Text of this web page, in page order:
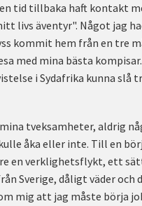
en tid tillbaka haft kontakt
livs äventyr". Något jag
kommit hem från en tre
med mina bästa
i Sydafrika kunna slå
tveksamheter, aldrig
åka eller inte. Till en
en verklighetsflykt, ett
Sverige, dåligt väder och
mig att jag måste börja